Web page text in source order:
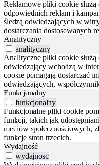
Reklamowe pliki cookie
odpowiednich reklam i
śledzą odwiedzających w
dostarczania dostosowanych
Analityczny
analityczny
Analityczne pliki cookie
odwiedzający wchodzą w
cookie pomagają dostarczać
odwiedzających,
Funkcjonalny
funkcjonalny
Funkcjonalne pliki cookie
funkcji, takich jak
mediów społecznościowych,
funkcje stron trzecich.
Wydajność
wydajnosc